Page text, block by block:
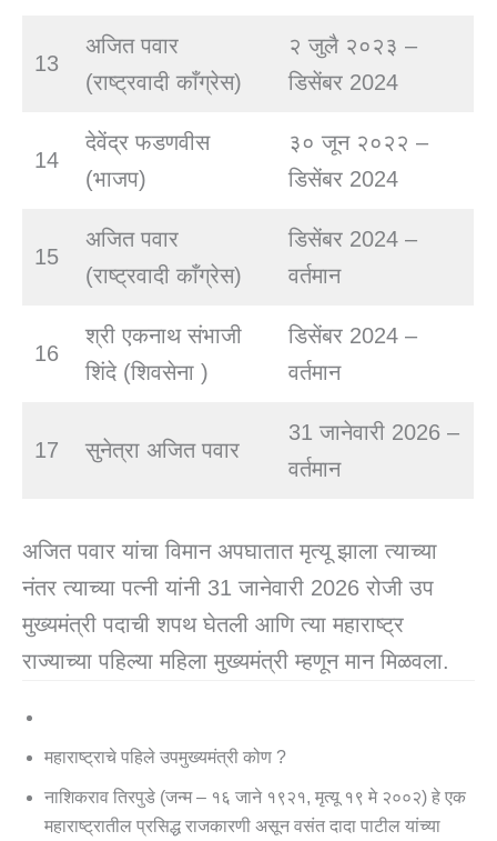
13
अजित पवार
(राष्ट्रवादी काँग्रेस)
२ जुलै २०२३ –
डिसेंबर 2024
14
देवेंद्र फडणवीस
(भाजप)
३० जून २०२२ –
डिसेंबर 2024
15
अजित पवार
(राष्ट्रवादी काँग्रेस)
डिसेंबर 2024 –
वर्तमान
16
श्री एकनाथ संभाजी
शिंदे (शिवसेना )
डिसेंबर 2024 –
वर्तमान
17 सुनेत्रा अजित पवार
31 जानेवारी 2026 –
वर्तमान
अजित पवार यांचा विमान अपघातात मृत्यू झाला त्याच्या
नंतर त्याच्या पत्नी यांनी 31 जानेवारी 2026 रोजी उप
मुख्यमंत्री पदाची शपथ घेतली आणि त्या महाराष्ट्र
राज्याच्या पहिल्या महिला मुख्यमंत्री म्हणून मान मिळवला.
महाराष्ट्राचे पहिले उपमुख्यमंत्री कोण ?
नाशिकराव तिरपुडे (जन्म – १६ जाने १९२१, मृत्यू १९ मे २००२) हे एक
महाराष्ट्रातील प्रसिद्ध राजकारणी असून वसंत दादा पाटील यांच्या